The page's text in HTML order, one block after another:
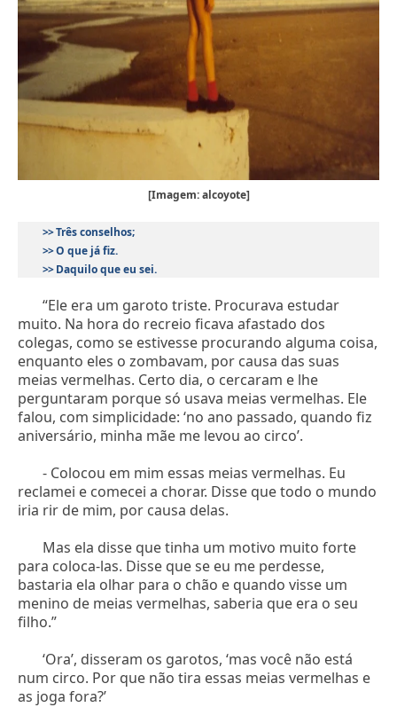
[Imagem: alcoyote]
>>Três conselhos;
>>O que já fiz.
>>Daquilo que eu sei.
“Ele era um garoto triste. Procurava estudar
muito. Na hora do recreio ficava afastado dos
colegas, como se estivesse procurando alguma coisa,
enquanto eles o zombavam, por causa das suas
meias vermelhas. Certo dia, o cercaram e lhe
perguntaram porque só usava meias vermelhas. Ele
falou, com simplicidade: ‘no ano passado, quando fiz
aniversário, minha mãe me levou ao circo’.
- Colocou em mim essas meias vermelhas. Eu
reclamei e comecei a chorar. Disse que todo o mundo
iria rir de mim, por causa delas.
Mas ela disse que tinha um motivo muito forte
para coloca-las. Disse que se eu me perdesse,
bastaria ela olhar para o chão e quando visse um
menino de meias vermelhas, saberia que era o seu
filho.”
‘Ora’, disseram os garotos, ‘mas você não está
num circo. Por que não tira essas meias vermelhas e
as joga fora?’